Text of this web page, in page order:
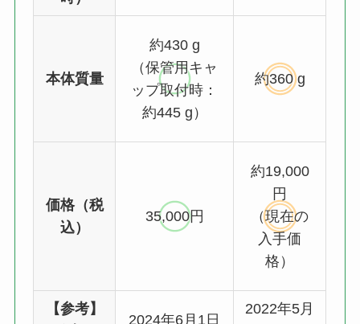
本体質量
約430 g
（保管用キャ
ップ取付時：
約445 g）
約360 g
価格（税
込）
35,000円
約19,000
円
（現在の
入手価
格）
【参考】
2024年6月1日
2022年5月